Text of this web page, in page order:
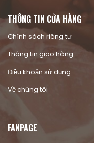
THÔNG TIN CỬA HÀNG
Chính sách riêng tư
Thông tin giao hàng
Điều khoản sử dụng
Về chúng tôi
FANPAGE